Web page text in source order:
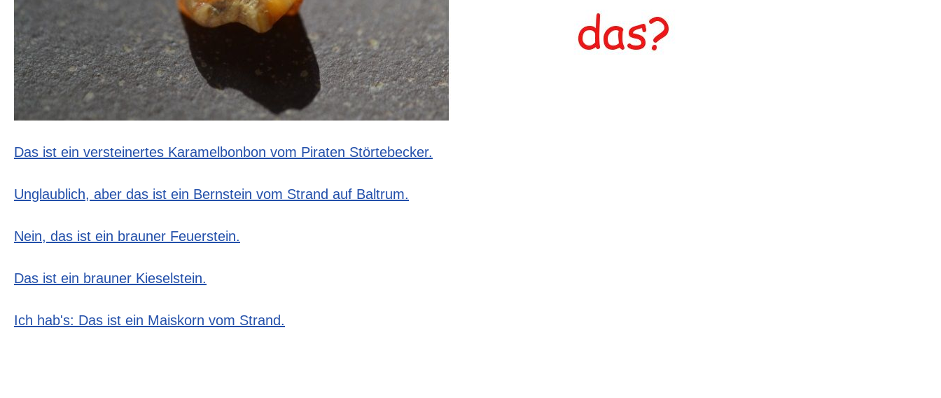
Das ist ein versteinertes Karamelbonbon vom Piraten Störtebecker.
Unglaublich, aber das ist ein Bernstein vom Strand auf Baltrum.
Nein, das ist ein brauner Feuerstein.
Das ist ein brauner Kieselstein.
Ich hab's: Das ist ein Maiskorn vom Strand.